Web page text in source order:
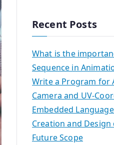
Recent Posts
What is the
Sequence in
Write a Program for
Camera and UV-
Embedded
Creation and
Future Scope